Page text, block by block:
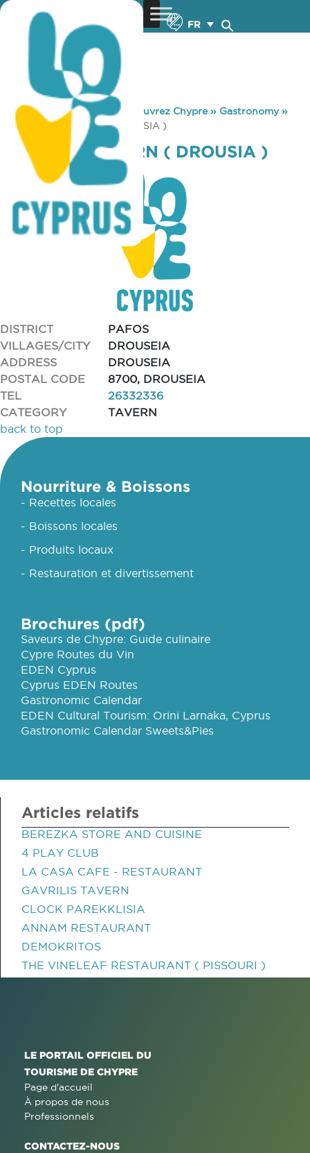
FR
You are here: Home »Découvrez Chypre» Gastronomy»
PHINIKAS TAVERN ( DROUSIA )
PHINIKAS TAVERN ( DROUSIA )
DISTRICT
PAFOS
VILLAGES/CITY
DROUSEIA
ADDRESS
DROUSEIA
POSTAL CODE
8700, DROUSEIA
TEL
26332336
CATEGORY
TAVERN
back to top
Nourriture & Boissons
- Recettes locales
- Boissons locales
- Produits locaux
- Restauration et divertissement
Brochures (pdf)
Saveurs de Chypre: Guide culinaire
Cypre Routes du Vin
EDEN Cyprus
Cyprus EDEN Routes
Gastronomic Calendar
EDEN Cultural Tourism: Orini Larnaka, Cyprus
Gastronomic Calendar Sweets&Pies
Articles relatifs
BEREZKA STORE AND CUISINE
4 PLAY CLUB
LA CASA CAFE - RESTAURANT
GAVRILIS TAVERN
CLOCK PAREKKLISIA
ANNAM RESTAURANT
DEMOKRITOS
THE VINELEAF RESTAURANT ( PISSOURI )
LE PORTAIL OFFICIEL DU
TOURISME DE CHYPRE
Page d'accueil
À propos de nous
Professionnels
CONTACTEZ-NOUS